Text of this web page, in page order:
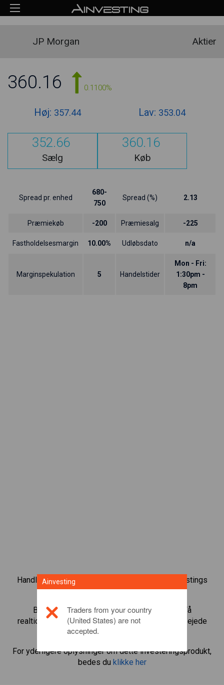
JP Morgan Aktier
360.16 0.1100%
Høj: 357.44 Lav: 353.04
352.66
Sælg
360.16
Køb
Spread pr. enhed
680-
750
Spread (%) 2.13
Præmiekøb -200 Præmiesalg -225
Fastholdelsesmargin 10.00% Udløbsdato n/a
Marginspekulation 5 Handelstider
Mon - Fri:
1:30pm -
8pm
Handl over 1.000 internationale aktier med Ainvestings
CFD-handelsplatform.
Begynd at handle CFD’er medJP Morgan
. Få
realtidskurser og aktieudbytte, som hvis du selv ejede
For yderligere oplysninger om dette investeringsprodukt,
bedes du klikke her
Ainvesting
Traders from your country
(United States) are not
accepted.